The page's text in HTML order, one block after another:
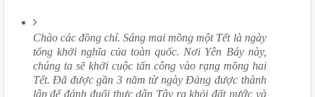
Chào các đồng chí. Sáng mai mồng một Tết là ngày
tổng khởi nghĩa của toàn quốc. Nơi Yên Báy này,
chúng ta sẽ khởi cuộc tấn công vào rạng mồng hai
Tết. Đã được gần 3 năm từ ngày Đảng được thành
lập để đánh đuổi thực dân Tây ra khỏi đất nước và